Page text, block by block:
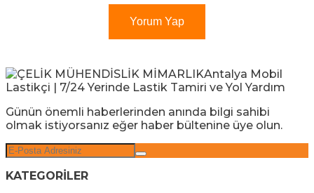
Yorum Yap
Günün önemli haberlerinden anında bilgi sahibi
olmak istiyorsanız eğer haber bültenine üye olun.
KATEGORİLER